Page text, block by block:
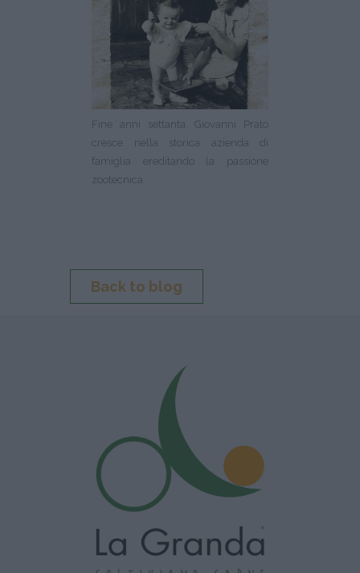
Fine anni settanta. Giovanni Prato
cresce nella storica azienda di
famiglia ereditando la passione
zootecnica.
Back to blog